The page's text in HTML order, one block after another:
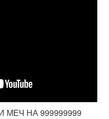
НА 999999999